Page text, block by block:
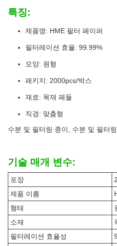
특징:
제품명: HME 필터 페이퍼
필터레이션 효율: 99.99%
모양: 원형
패키지: 2000pcs/박스
재료: 목재 페들
직경: 맞춤형
수분 및 필터링 종이, 수분 및 필터
기술 매개 변수:
포장
제품 이름
형태
소재
필터레이션 효율성